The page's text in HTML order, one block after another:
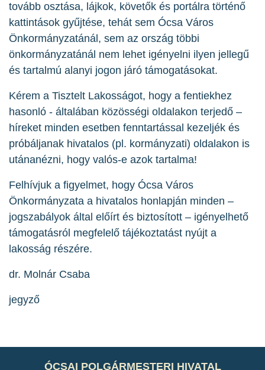
tovább osztása, lájkok, követők és portálra történő
kattintások gyűjtése, tehát sem Ócsa Város
Önkormányzatánál, sem az ország többi
önkormányzatánál nem lehet igényelni ilyen jellegű
és tartalmú alanyi jogon járó támogatásokat.
Kérem a Tisztelt Lakosságot, hogy a fentiekhez
hasonló - általában közösségi oldalakon terjedő –
híreket minden esetben fenntartással kezeljék és
próbáljanak hivatalos (pl. kormányzati) oldalakon is
utánanézni, hogy valós-e azok tartalma!
Felhívjuk a figyelmet, hogy Ócsa Város
Önkormányzata a hivatalos honlapján minden –
jogszabályok által előírt és biztosított – igényelhető
támogatásról megfelelő tájékoztatást nyújt a
lakosság részére.
dr. Molnár Csaba
jegyző
ÓCSAI POLGÁRMESTERI HIVATAL